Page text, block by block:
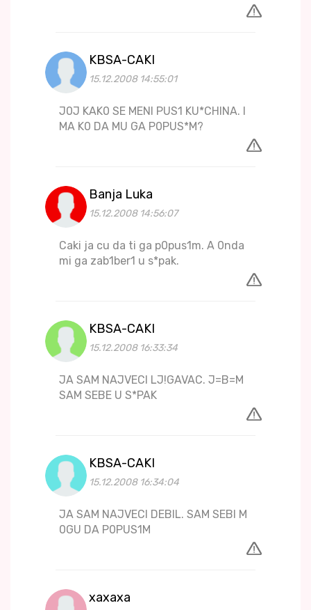
KBSA-CAKI
15.12.2008 14:55:01
J0J KAK0 SE MENI PUS1 KU*CHINA. I
MA K0 DA MU GA P0PUS*M?
Banja Luka
15.12.2008 14:56:07
Caki ja cu da ti ga p0pus1m. A 0nda
mi ga zab1ber1 u s*pak.
KBSA-CAKI
15.12.2008 16:33:34
JA SAM NAJVECI LJ!GAVAC. J=B=M
SAM SEBE U S*PAK
KBSA-CAKI
15.12.2008 16:34:04
JA SAM NAJVECI DEBIL. SAM SEBI M
0GU DA P0PUS1M
xaxaxa